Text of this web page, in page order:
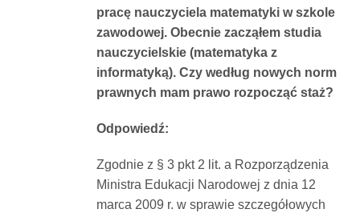
Dokumenty
pracę nauczyciela matematyki w szkole
zawodowej. Obecnie zacząłem studia
nauczycielskie (matematyka z
informatyką). Czy według nowych norm
prawnych mam prawo rozpocząć staż?
Odpowiedź:
Zgodnie z § 3 pkt 2 lit. a Rozporządzenia
Ministra Edukacji Narodowej z dnia 12
marca 2009 r. w sprawie szczegółowych